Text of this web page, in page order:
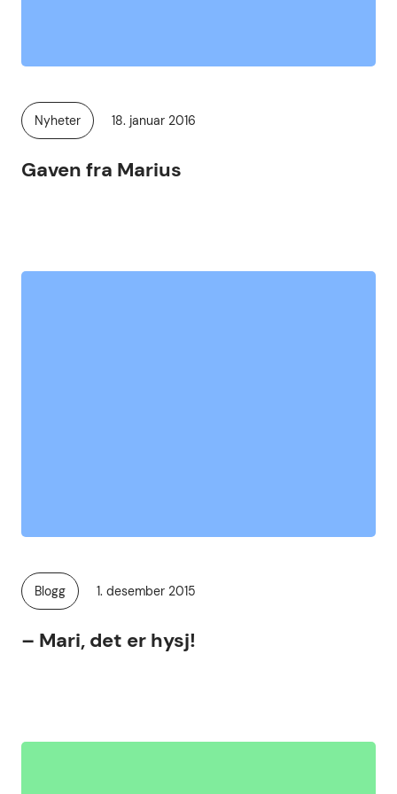
Gaven fra Marius
Kategori:
Nyheter Publisert
18. januar 2016
– Mari, det er hysj!
Kategori:
Blogg Publisert
1. desember 2015